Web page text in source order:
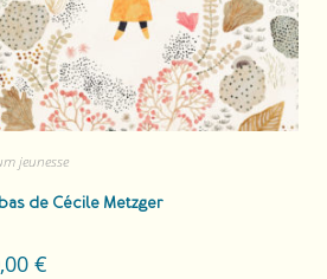
jeunesse
de Cécile Metzger
€